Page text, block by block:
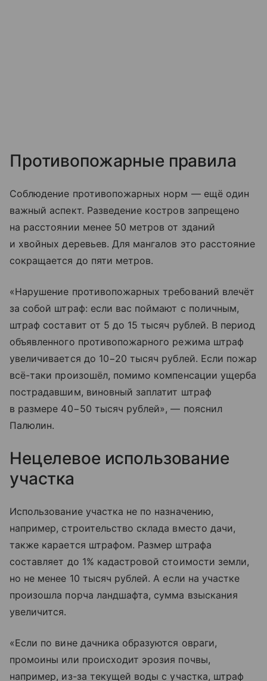
Противопожарные правила
Соблюдение противопожарных норм — ещё один
важный аспект. Разведение костров запрещено
на расстоянии менее 50 метров от зданий
и хвойных деревьев. Для мангалов это расстояние
сокращается до пяти метров.
«Нарушение противопожарных требований влечёт
за собой штраф: если вас поймают с поличным,
штраф составит от 5 до 15 тысяч рублей. В период
объявленного противопожарного режима штраф
увеличивается до 10−20 тысяч рублей. Если пожар
всё-таки произошёл, помимо компенсации ущерба
пострадавшим, виновный заплатит штраф
в размере 40−50 тысяч рублей», — пояснил
Палюлин.
Нецелевое использование
участка
Использование участка не по назначению,
например, строительство склада вместо дачи,
также карается штрафом. Размер штрафа
составляет до 1% кадастровой стоимости земли,
но не менее 10 тысяч рублей. А если на участке
произошла порча ландшафта, сумма взыскания
увеличится.
«Если по вине дачника образуются овраги,
промоины или происходит эрозия почвы,
например, из-за текущей воды с участка, штраф